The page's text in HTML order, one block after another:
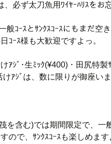
、必ず太刀魚用ﾜｲﾔｰﾊﾘｽをお
般ｺｰｽとｻﾝｸｽｺｰｽにもまだ空
ｺｰｽ様も大歓迎ですよっ。
ｱｼﾞ･生ﾐｯｸ(¥400)・田尻特製
ｱｼﾞは、数に限りが御座い
を含む)では期間限定で、一
ので、ｻﾝｸｽｺｰｽも楽しめま